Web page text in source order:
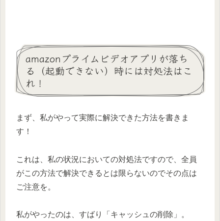
amazonプライムビデオアプリが落ち
る（起動できない）時には対処法はこ
れ！
まず、私がやって実際に解決できた方法を書きま
す！
これは、私の状況においての対処法ですので、全員
がこの方法で解決できるとは限らないのでその点は
ご注意を。
私がやったのは、すばり 「キャッシュの削除」 。